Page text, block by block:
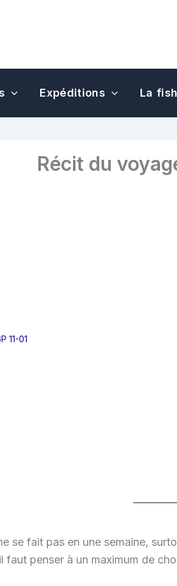
Expéditions La
Récit du
11-01
se fait pas en une semaine,
penser à un maximum de